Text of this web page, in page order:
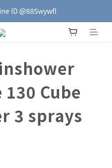
元購物金🛍️
ID @885wywfl
ID @746aztjp
Cube
3 sprays